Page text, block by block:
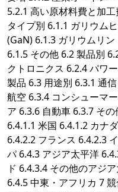
5.2.1 高い原材料費と加
タイプ別 6.1.1 ガリウム
(GaN) 6.1.3 ガリウムリ
6.1.5 その他 6.2 製品別
クトロニクス 6.2.4 パワ
製品 6.3 用途別 6.3.1 通
航空 6.3.4 コンシューマ
ア 6.3.6 自動車 6.3.7 そ
6.4.1.1 米国 6.4.1.2 カナ
6.4.2.2 フランス 6.4.2.3
パ 6.4.3 アジア太平洋
ド 6.4.3.4 その他のアジ
6.4.5 中東・アフリカ 7